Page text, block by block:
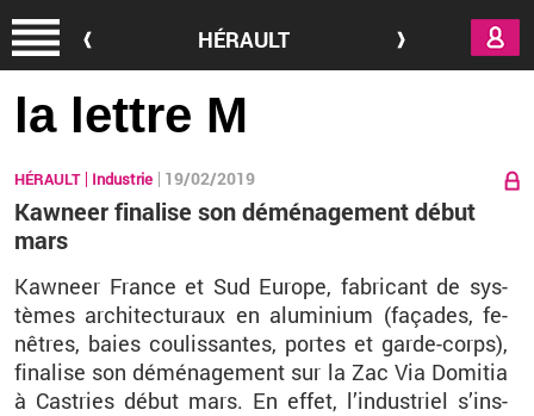
HÉRAULT
la lettre M
HÉRAULT Industrie 19/02/2019
Kawneer finalise son déménagement début
mars
Kaw­neer France et Sud Eu­rope, fa­bri­cant de sys­
tèmes ar­chi­tec­tu­raux en alu­mi­nium (fa­çades, fe­
nêtres, baies cou­lis­santes, portes et garde-corps),
fi­na­lise son dé­mé­na­ge­ment sur la Zac Via Do­mi­tia
à Cas­tries début mars. En effet, l’in­dus­triel s’ins­